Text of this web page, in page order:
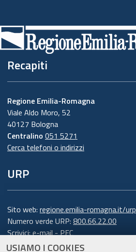
USIAMO I COOKIES
Recapiti
Regione Emilia-Romagna
Viale Aldo Moro, 52
40127 Bologna
Centralino 051 5271
Cerca telefoni o indirizzi
URP
Sito web: regione.emilia-romagna.it/urp
Numero verde URP: 800.66.22.00
Scrivici:e-mail-PEC